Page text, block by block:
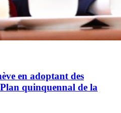
en adoptant des
quinquennal de la